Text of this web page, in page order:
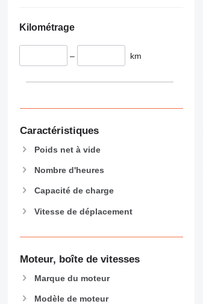
426
428
826
906
908
910
928
930
Kilométrage
– km
Caractéristiques
Poids net à vide
Nombre d'heures
Capacité de charge
Vitesse de déplacement
Moteur, boîte de vitesses
Marque du moteur
Modèle de moteur